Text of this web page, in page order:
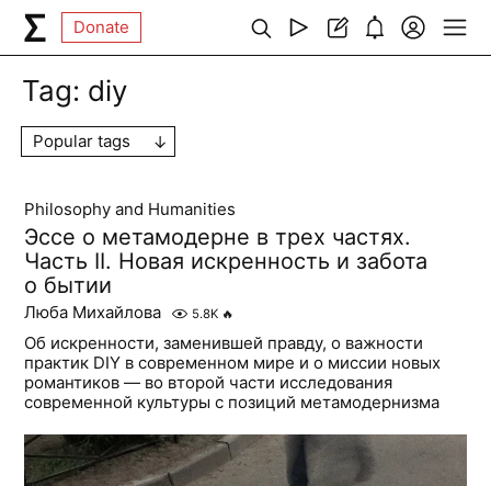
Donate
Tag: diy
Popular tags
Philosophy and Humanities
Эссе о метамодерне в трех частях.
Часть II. Новая искренность и забота
о бытии
Люба Михайлова 5.8K 🔥
Об искренности, заменившей правду, о важности
практик DIY в современном мире и о миссии новых
романтиков — во второй части исследования
современной культуры с позиций метамодернизма